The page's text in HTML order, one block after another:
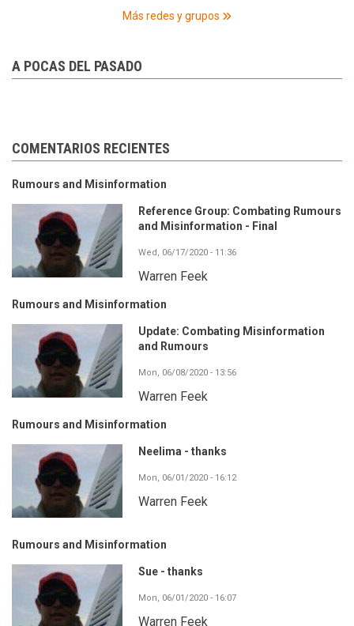
Más redes y grupos
A POCAS DEL PASADO
COMENTARIOS RECIENTES
Rumours and Misinformation
Reference Group: Combating Rumours
and Misinformation - Final
Wed, 06/17/2020 - 11:36
Warren Feek
Rumours and Misinformation
Update: Combating Misinformation
and Rumours
Mon, 06/08/2020 - 13:56
Warren Feek
Rumours and Misinformation
Neelima - thanks
Mon, 06/01/2020 - 16:12
Warren Feek
Rumours and Misinformation
Sue - thanks
Mon, 06/01/2020 - 16:07
Warren Feek